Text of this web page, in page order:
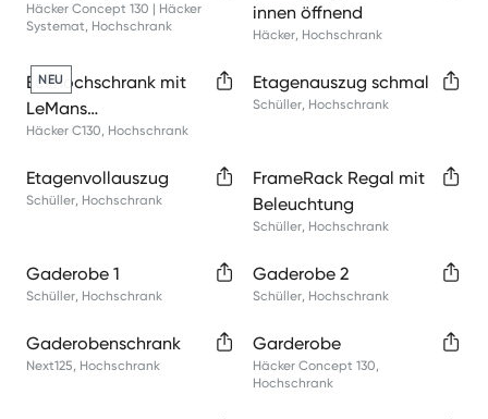
Häcker Concept 130 | Häcker
Systemat, Hochschrank
innen öffnend
Häcker, Hochschrank
NEU
Eckhochschrank mit
LeMans
Schwenkauszügen
Häcker C130, Hochschrank
Etagenauszug schmal
Schüller, Hochschrank
Etagenvollauszug
Schüller, Hochschrank
FrameRack Regal mit
Beleuchtung
Schüller, Hochschrank
Gaderobe 1
Schüller, Hochschrank
Gaderobe 2
Schüller, Hochschrank
Gaderobenschrank
Next125, Hochschrank
Garderobe
Häcker Concept 130,
Hochschrank